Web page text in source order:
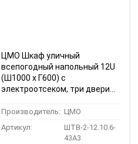
ЦМО Шкаф уличный
всепогодный напольный 12U
(Ш1000 х Г600) с
электроотсеком, три двери
Производитель: ЦМО
Артикул:
ШТВ-2-12.10.6-
43А3